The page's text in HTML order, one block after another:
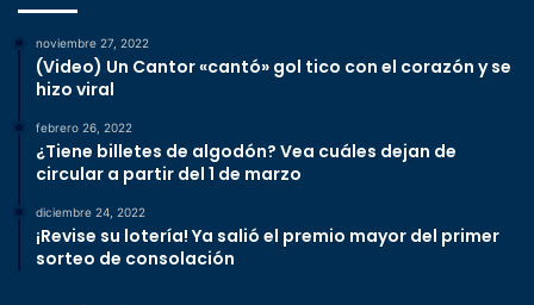
noviembre 27, 2022
(Video) Un Cantor «cantó» gol tico con el corazón y se
hizo viral
febrero 26, 2022
¿Tiene billetes de algodón? Vea cuáles dejan de
circular a partir del 1 de marzo
diciembre 24, 2022
¡Revise su lotería! Ya salió el premio mayor del primer
sorteo de consolación